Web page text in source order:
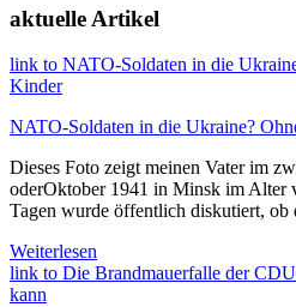
aktuelle Artikel
link to NATO-Soldaten in die
Kinder
NATO-Soldaten in die Ukraine?
Dieses Foto zeigt meinen Vater im
oderOktober 1941 in Minsk im Alter
Tagen wurde öffentlich diskutiert,
Weiterlesen
link to Die Brandmauerfalle der
kann